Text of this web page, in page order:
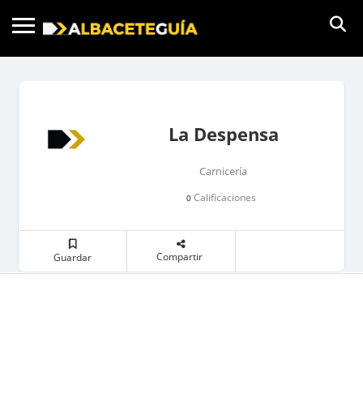
La Despensa
Carnicería
0Calificaciones
Guardar Compartir